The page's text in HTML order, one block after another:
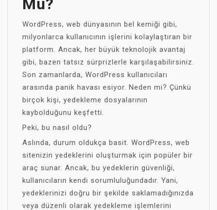
Mu?
WordPress, web dünyasının bel kemiği gibi,
milyonlarca kullanıcının işlerini kolaylaştıran bir
platform. Ancak, her büyük teknolojik avantaj
gibi, bazen tatsız sürprizlerle karşılaşabilirsiniz.
Son zamanlarda, WordPress kullanıcıları
arasında panik havası esiyor. Neden mi? Çünkü
birçok kişi, yedekleme dosyalarının
kaybolduğunu keşfetti.
Peki, bu nasıl oldu?
Aslında, durum oldukça basit. WordPress, web
sitenizin yedeklerini oluşturmak için popüler bir
araç sunar. Ancak, bu yedeklerin güvenliği,
kullanıcıların kendi sorumluluğundadır. Yani,
yedeklerinizi doğru bir şekilde saklamadığınızda
veya düzenli olarak yedekleme işlemlerini